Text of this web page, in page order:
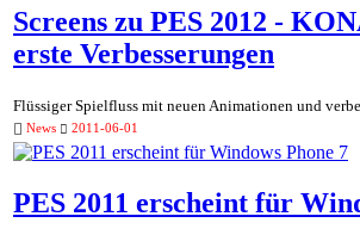
Screens zu PES 2012 -
erste Verbesserungen
Flüssiger Spielfluss mit neuen Animationen und
News 2011-06-01
PES 2011 erscheint für